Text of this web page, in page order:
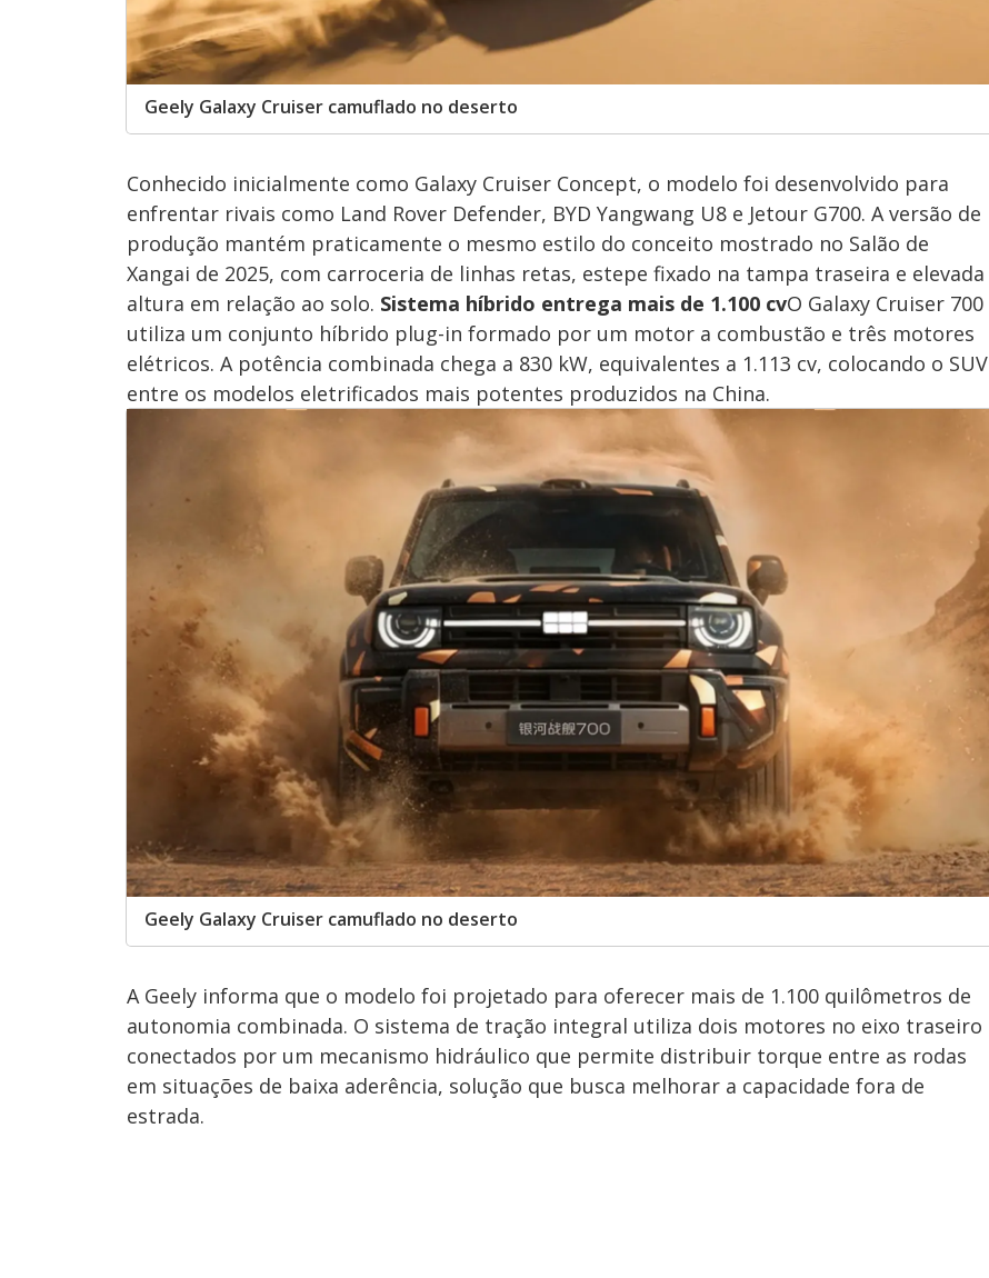
Geely Galaxy Cruiser camuflado no deserto
Conhecido inicialmente como Galaxy Cruiser Concept, o modelo foi desenvolvido para
enfrentar rivais como Land Rover Defender, BYD Yangwang U8 e Jetour G700. A versão de
produção mantém praticamente o mesmo estilo do conceito mostrado no Salão de
Xangai de 2025, com carroceria de linhas retas, estepe fixado na tampa traseira e elevada
altura em relação ao solo. Sistema híbrido entrega mais de 1.100 cvO Galaxy Cruiser 700
utiliza um conjunto híbrido plug-in formado por um motor a combustão e três motores
elétricos. A potência combinada chega a 830 kW, equivalentes a 1.113 cv, colocando o SUV
entre os modelos eletrificados mais potentes produzidos na China.
Geely Galaxy Cruiser camuflado no deserto
A Geely informa que o modelo foi projetado para oferecer mais de 1.100 quilômetros de
autonomia combinada. O sistema de tração integral utiliza dois motores no eixo traseiro
conectados por um mecanismo hidráulico que permite distribuir torque entre as rodas
em situações de baixa aderência, solução que busca melhorar a capacidade fora de
estrada.